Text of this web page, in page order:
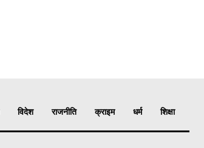
विदेश राजनीति क्राइम धर्म शिक्षा